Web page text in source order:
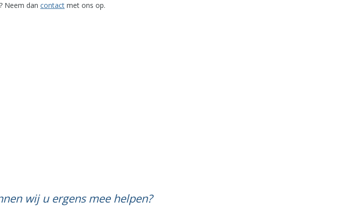
Neem dan contact met ons op.
wij u ergens mee helpen?